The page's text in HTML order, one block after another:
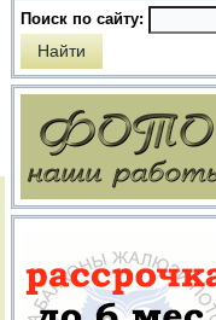
Поиск по сайту: